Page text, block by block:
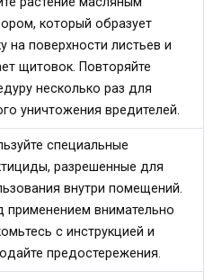
который образует
на поверхности листьев и
щитовок. Повторяйте
несколько раз для
уничтожения вредителей.
специальные
разрешенные для
внутри помещений.
применением внимательно
с инструкцией и
предостережения.